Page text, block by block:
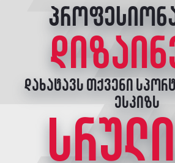
დახატავს თქვენი
ესკიზს